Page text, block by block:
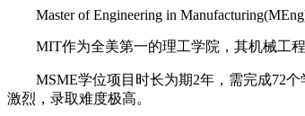
Master of Engineering in
MIT作为全美第一的理工学院，其机械工程专
MSME学位项目时长为期2年，需完成72个
激烈，录取难度极高。